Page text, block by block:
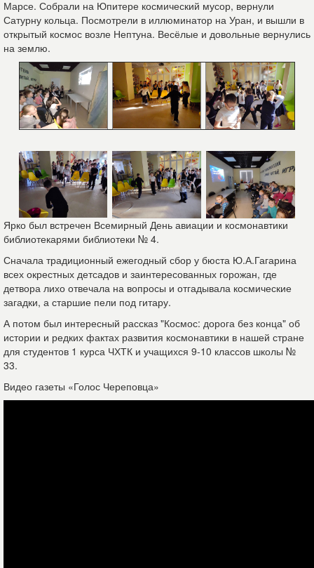
Марсе. Собрали на Юпитере космический мусор, вернули
Сатурну кольца. Посмотрели в иллюминатор на Уран, и вышли в
открытый космос возле Нептуна. Весёлые и довольные вернулись
на землю.
Ярко был встречен Всемирный День авиации и космонавтики
библиотекарями библиотеки № 4.
Сначала традиционный ежегодный сбор у бюста Ю.А.Гагарина
всех окрестных детсадов и заинтересованных горожан, где
детвора лихо отвечала на вопросы и отгадывала космические
загадки, а старшие пели под гитару.
А потом был интересный рассказ "Космос: дорога без конца" об
истории и редких фактах развития космонавтики в нашей стране
для студентов 1 курса ЧХТК и учащихся 9-10 классов школы №
33.
Видео газеты «Голос Череповца»